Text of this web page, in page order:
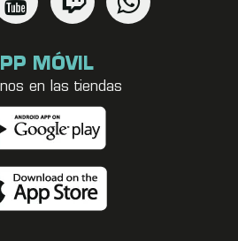
MÓVIL
en las tiendas